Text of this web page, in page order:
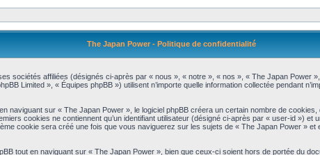
The Japan Power - Politique de confidentialité
sociétés affiliées (désignés ci-après par « nous », « notre », « nos », « The Japan Power
Limited », « Équipes phpBB ») utilisent n’importe quelle information collectée pendant
naviguant sur « The Japan Power », le logiciel phpBB créera un certain nombre de
cookies ne contiennent qu’un identifiant utilisateur (désigné ci-après par « user-id »)
cookie sera créé une fois que vous naviguerez sur les sujets de « The Japan Power »
tout en naviguant sur « The Japan Power », bien que ceux-ci soient hors de portée du